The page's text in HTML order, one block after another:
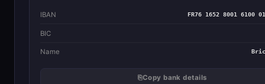
IBAN FR76 1652 8001 6100
BIC
Name
⎘Copy bank details